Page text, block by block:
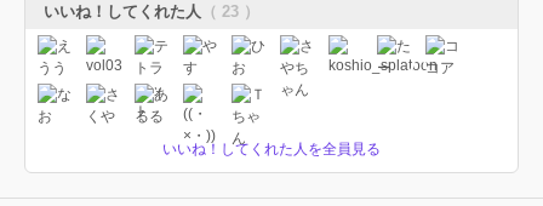
いいね！してくれた人 （ 23 ）
いいね！してくれた人を全員見る